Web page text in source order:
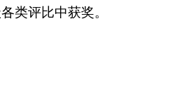
类评比中获奖。